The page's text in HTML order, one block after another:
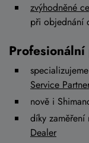
zvýhodněné
při objednání
Service
nově i
díky zaměření
Dealer